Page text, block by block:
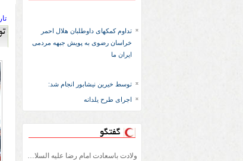
تداوم کمکهای داوطلبان هلال احمر
خراسان رضوی به پویش جبهه مردمی
ایران ما
توسط خیرین نیشابور انجام شد:
اجرای طرح یلدانه
گفتگو
ولادت باسعادت امام رضا علیه السلام را به تمامی اعضاء و داوطلبان جمعیت استان تبریک عرض می نماییم.